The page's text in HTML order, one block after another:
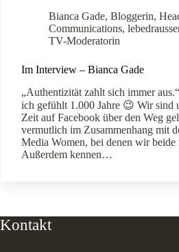
Bianca Gade, Bloggerin,
Communications,
TV-Moderatorin
Im Interview – Bianca Gade
„Authentizität zahlt sich immer
ich gefühlt 1.000 Jahre 😉 Wir sind
Zeit auf Facebook über den Weg
vermutlich im Zusammenhang mit
Media Women, bei denen wir beide
Außerdem kennen…
Kontakt